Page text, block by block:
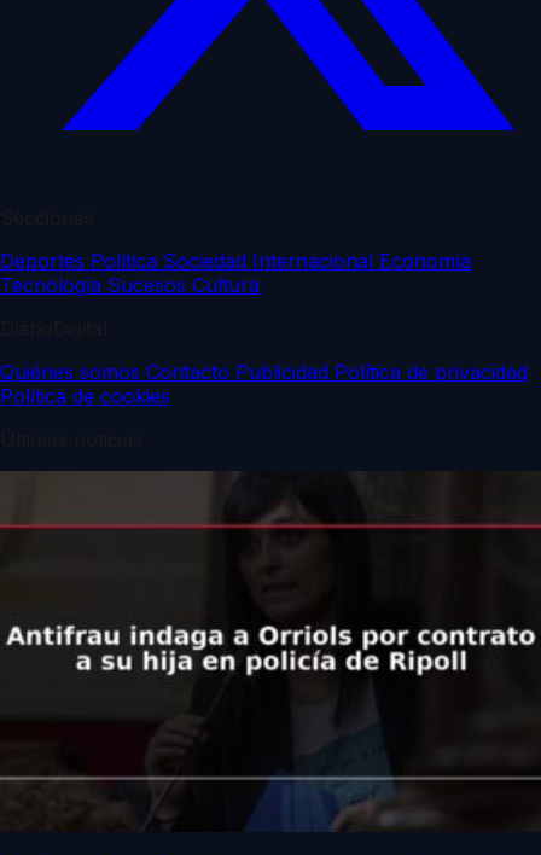
Deportes Política Sociedad Internacional Economía
Tecnología Sucesos Cultura
Quiénes somos Contacto Publicidad Política de privacidad
Política de cookies